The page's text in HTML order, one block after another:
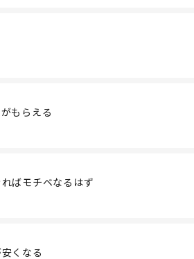
もらえる
ばモチベなるはず
くなる